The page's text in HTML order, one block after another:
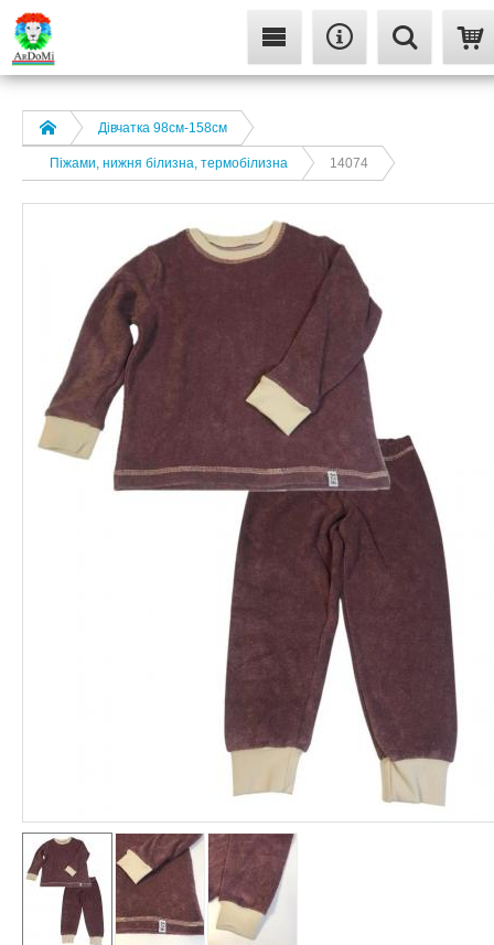
Дівчатка 98cм-158см
Піжами, нижня білизна, термобілизна 14074